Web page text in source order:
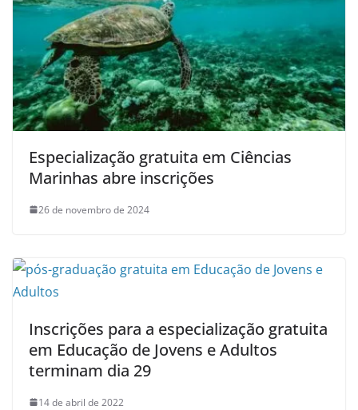
Especialização gratuita em Ciências
Marinhas abre inscrições
26 de novembro de 2024
Inscrições para a especialização gratuita
em Educação de Jovens e Adultos
terminam dia 29
14 de abril de 2022